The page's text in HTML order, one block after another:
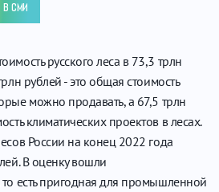
СМИ
русского леса в 73,3 трлн
рублей - это общая стоимость
можно продавать, а 67,5 трлн
климатических проектов в лесах.
России на конец 2022 года
В оценку вошли
то есть пригодная для промышленной